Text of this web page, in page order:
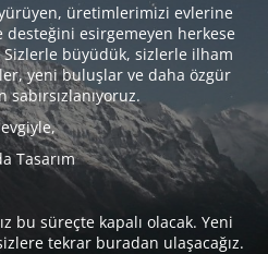
üretimlerimizi evlerine
desteğini esirgemeyen herkese
büyüdük, sizlerle ilham
yeni buluşlar ve daha özgür
Tasarım
bu süreçte kapalı olacak. Yeni
tekrar buradan ulaşacağız.